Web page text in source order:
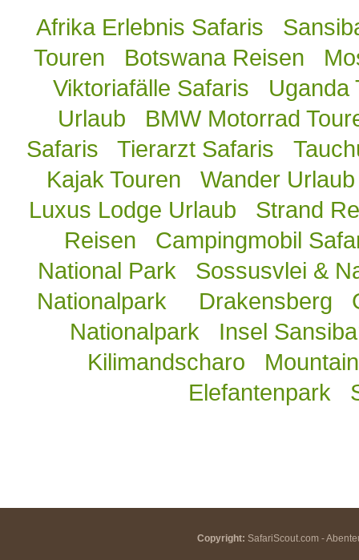
Afrika Erlebnis Safaris
Touren
Botswana Reisen
Viktoriafälle Safaris
Uganda
Urlaub
BMW Motorrad
Safaris
Tierarzt Safaris
Kajak Touren
Wander Urlaub
Luxus Lodge Urlaub
Strand
Reisen
Campingmobil
National Park
Sossusvlei &
Nationalpark
Drakensberg
Nationalpark
Insel
Kilimandscharo
Elefantenpark
Copyright: SafariScout.com -